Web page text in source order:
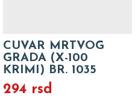
CUVAR MRTVOG
GRADA (X-100
KRIMI) BR. 1035
294 rsd